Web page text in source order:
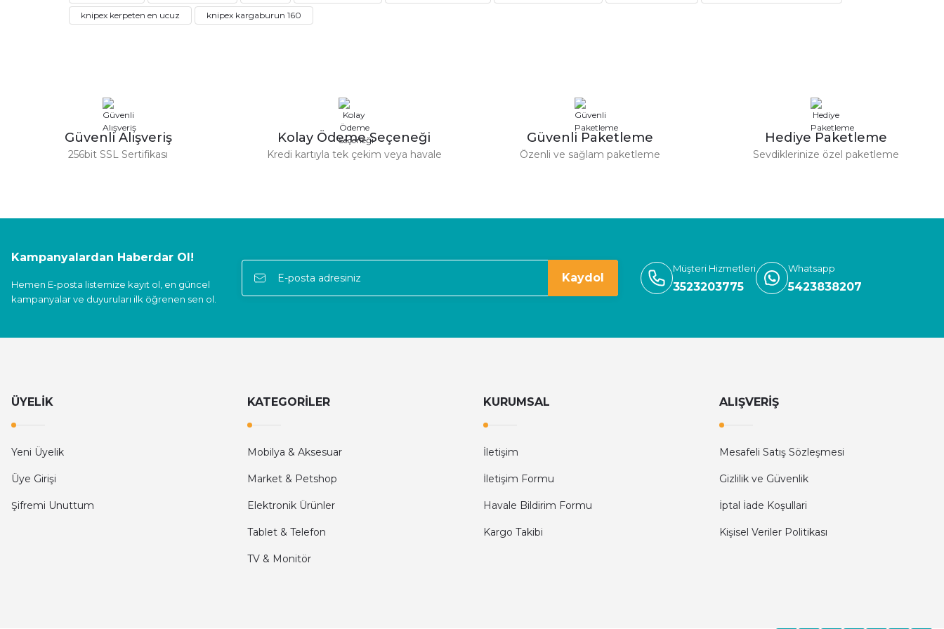
Ürün açıklamasında eksik bilgiler bulunuyor.
Abdulkerim Değirmenci | 08/04/2025
yeterince açıklayıcı bilgi içeren işlevsel bir site
O... A... | 12/12/2024
Deneyimini Paylaş
knipex kerpeten en ucuz
knipex kargaburun 160
Güvenli Alışveriş
256bit SSL Sertifikası
Kolay Ödeme Seçeneği
Kredi kartıyla tek çekim veya havale
Güvenli Paketleme
Özenli ve sağlam paketleme
Hediye Paketleme
Sevdiklerinize özel paketleme
Kampanyalardan Haberdar Ol!
Hemen E-posta listemize kayıt ol, en güncel
kampanyalar ve duyuruları ilk öğrenen sen ol.
Kaydol
Müşteri Hizmetleri
3523203775
Whatsapp
5423838207
ÜYELİK
Yeni Üyelik
Üye Girişi
Şifremi Unuttum
KATEGORİLER
Mobilya & Aksesuar
Market & Petshop
Elektronik Ürünler
Tablet & Telefon
TV & Monitör
KURUMSAL
İletişim
İletişim Formu
Havale Bildirim Formu
Kargo Takibi
ALIŞVERİŞ
Mesafeli Satış Sözleşmesi
Gizlilik ve Güvenlik
İptal İade Koşullari
Kişisel Veriler Politikası